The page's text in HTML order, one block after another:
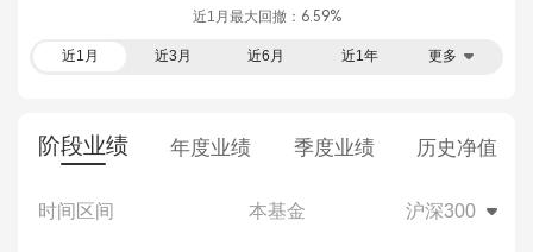
近1月最大回撤： 6.59%
近1月 近3月 近6月 近1年 更多
阶段业绩 年度业绩 季度业绩 历史净值
时间区间 本基金 沪深300